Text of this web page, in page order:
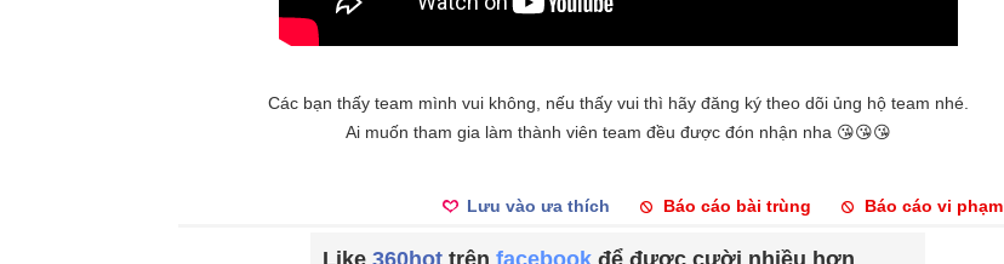
Các bạn thấy team mình vui không, nếu thấy vui thì hãy đăng ký theo dõi ủng hộ team nhé.
Ai muốn tham gia làm thành viên team đều được đón nhận nha 😘😘😘
Lưu vào ưa thích Báo cáo bài trùng Báo cáo vi phạm
Like 360hottrên facebookđể được cười nhiều hơn